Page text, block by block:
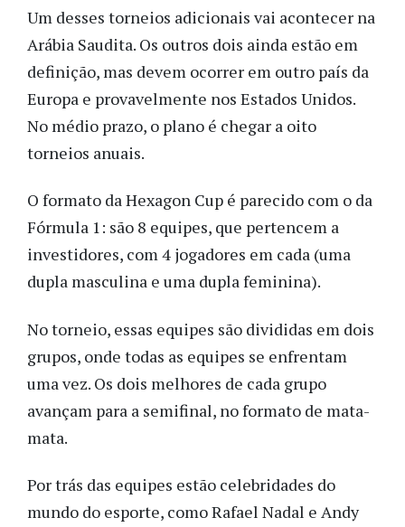
Um desses torneios adicionais vai acontecer na
Arábia Saudita. Os outros dois ainda estão em
definição, mas devem ocorrer em outro país da
Europa e provavelmente nos Estados Unidos.
No médio prazo, o plano é chegar a oito
torneios anuais.
O formato da Hexagon Cup é parecido com o da
Fórmula 1: são 8 equipes, que pertencem a
investidores, com 4 jogadores em cada (uma
dupla masculina e uma dupla feminina).
No torneio, essas equipes são divididas em dois
grupos, onde todas as equipes se enfrentam
uma vez. Os dois melhores de cada grupo
avançam para a semifinal, no formato de mata-
mata.
Por trás das equipes estão celebridades do
mundo do esporte, como Rafael Nadal e Andy